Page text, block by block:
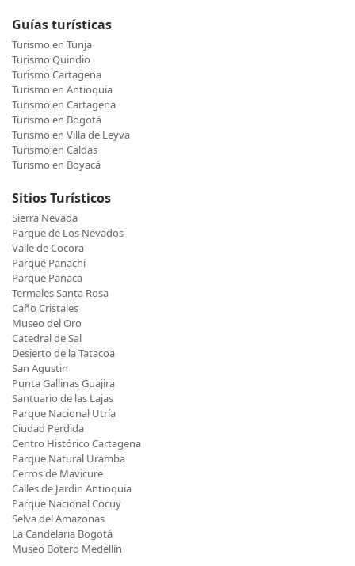
Guías turísticas
Turismo en Tunja
Turismo Quindio
Turismo Cartagena
Turismo en Antioquia
Turismo en Cartagena
Turismo en Bogotá
Turismo en Villa de Leyva
Turismo en Caldas
Turismo en Boyacá
Sitios Turísticos
Sierra Nevada
Parque de Los Nevados
Valle de Cocora
Parque Panachi
Parque Panaca
Termales Santa Rosa
Caño Cristales
Museo del Oro
Catedral de Sal
Desierto de la Tatacoa
San Agustin
Punta Gallinas Guajira
Santuario de las Lajas
Parque Nacional Utría
Ciudad Perdida
Centro Histórico Cartagena
Parque Natural Uramba
Cerros de Mavicure
Calles de Jardin Antioquia
Parque Nacional Cocuy
Selva del Amazonas
La Candelaria Bogotá
Museo Botero Medellín